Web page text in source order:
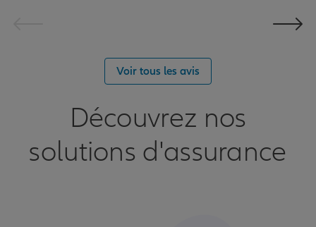
Voir tous les avis
Découvrez nos
solutions d'assurance